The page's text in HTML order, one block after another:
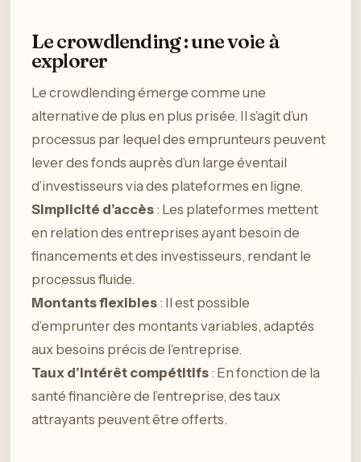
Le crowdlending : une voie à
explorer
Le crowdlending émerge comme une
alternative de plus en plus prisée. Il s’agit d’un
processus par lequel des emprunteurs peuvent
lever des fonds auprès d’un large éventail
d’investisseurs via des plateformes en ligne.
Simplicité d’accès : Les plateformes mettent
en relation des entreprises ayant besoin de
financements et des investisseurs, rendant le
processus fluide.
Montants flexibles : Il est possible
d’emprunter des montants variables, adaptés
aux besoins précis de l’entreprise.
Taux d’intérêt compétitifs : En fonction de la
santé financière de l’entreprise, des taux
attrayants peuvent être offerts.